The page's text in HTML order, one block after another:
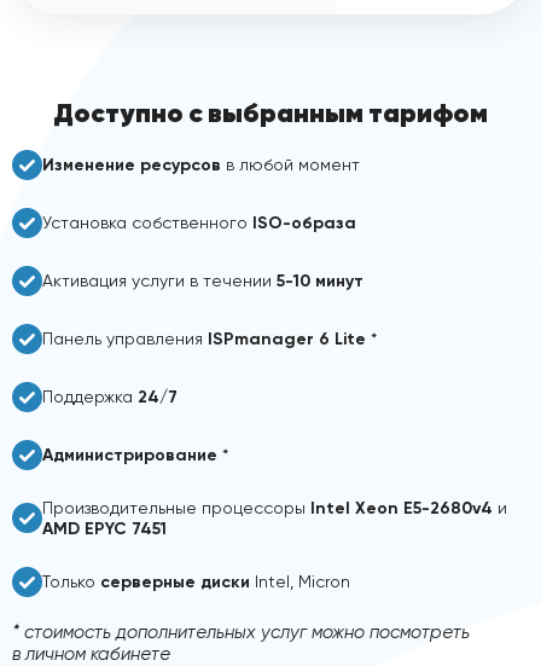
Доступно с выбранным тарифом
Изменение ресурсов в любой момент
Установка собственного ISO-образа
Активация услуги в течении 5-10 минут
Панель управления ISPmanager 6 Lite *
Поддержка 24/7
Администрирование *
Производительные процессоры Intel Xeon E5-2680v4 и
AMD EPYC 7451
Только серверные диски Intel, Micron
* стоимость дополнительных услуг можно посмотреть
в личном кабинете